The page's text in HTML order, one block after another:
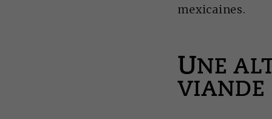
mexicaines.
UNE
VIANDE